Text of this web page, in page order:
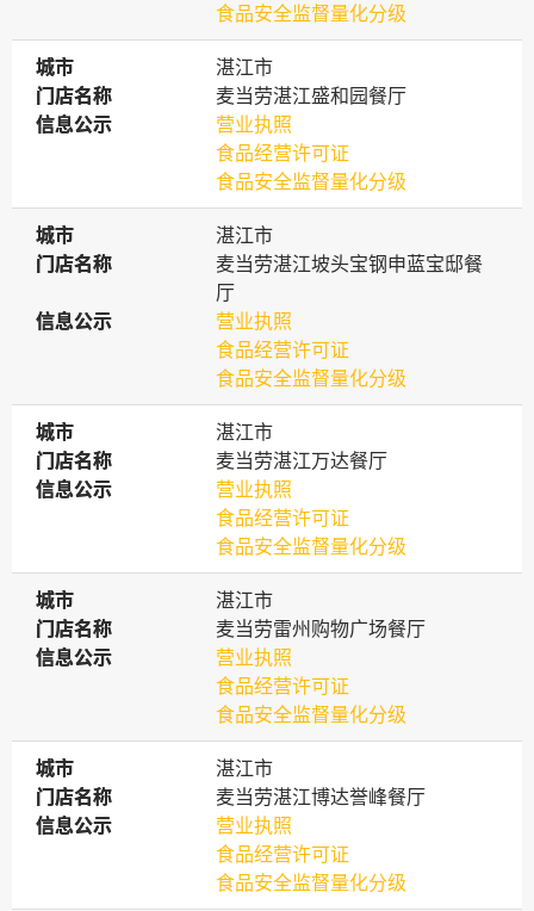
食品安全监督量化分级
城市
城市
湛江市
门店名称
门店名称
麦当劳湛江盛和园餐厅
信息公示
信息公示
营业执照
食品经营许可证
食品安全监督量化分级
城市
城市
湛江市
门店名称
门店名称
麦当劳湛江坡头宝钢申蓝宝邸餐
厅
信息公示
信息公示
营业执照
食品经营许可证
食品安全监督量化分级
城市
城市
湛江市
门店名称
门店名称
麦当劳湛江万达餐厅
信息公示
信息公示
营业执照
食品经营许可证
食品安全监督量化分级
城市
城市
湛江市
门店名称
门店名称
麦当劳雷州购物广场餐厅
信息公示
信息公示
营业执照
食品经营许可证
食品安全监督量化分级
城市
城市
湛江市
门店名称
门店名称
麦当劳湛江博达誉峰餐厅
信息公示
信息公示
营业执照
食品经营许可证
食品安全监督量化分级